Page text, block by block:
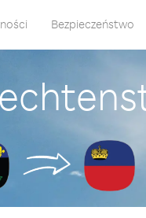
Bezpieczeństwo